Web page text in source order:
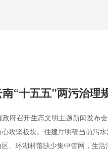
府召开生态文明主题新闻发布
攻坚板块。住建厅明确当前污
、环湖村落缺少集中管网，生活